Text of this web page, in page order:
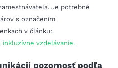
Je potrebné
s označením
v článku:
vzdelávanie.
pozornosť podľa